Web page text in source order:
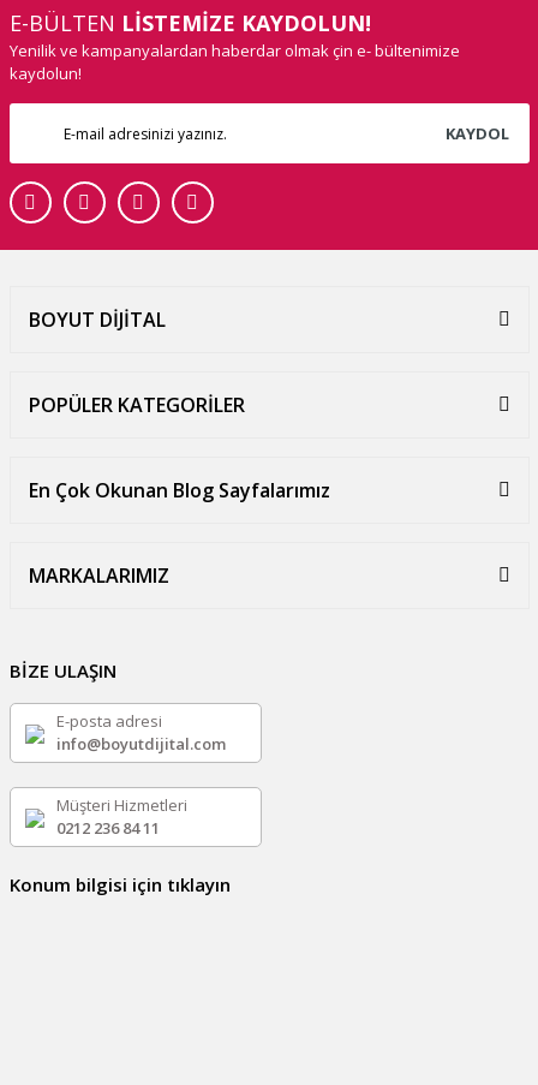
E-BÜLTEN LİSTEMİZE KAYDOLUN!
Yenilik ve kampanyalardan haberdar olmak çin e- bültenimize
kaydolun!
KAYDOL
BOYUT DİJİTAL
POPÜLER KATEGORİLER
En Çok Okunan Blog Sayfalarımız
MARKALARIMIZ
BİZE ULAŞIN
E-posta adresi
info@boyutdijital.com
Müşteri Hizmetleri
0212 236 84 11
Konum bilgisi için tıklayın